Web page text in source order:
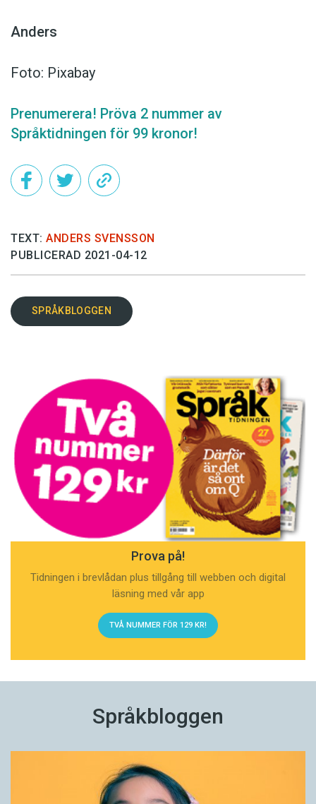
Anders
Foto: Pixabay
Prenumerera! Pröva 2 nummer av
Språktidningen för 99 kronor!
TEXT: ANDERS SVENSSON
PUBLICERAD 2021-04-12
SPRÅKBLOGGEN
Prova på!
Tidningen i brevlådan plus tillgång till webben och digital
läsning med vår app
TVÅ NUMMER FÖR 129 KR!
Språkbloggen